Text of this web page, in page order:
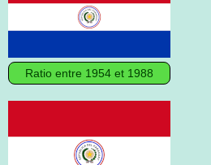
Ratio entre 1954 et 1988